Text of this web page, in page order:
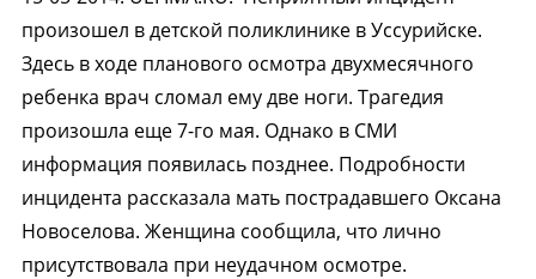
произошел в детской поликлинике в Уссурийске.
Здесь в ходе планового осмотра двухмесячного
ребенка врач сломал ему две ноги. Трагедия
произошла еще 7-го мая. Однако в СМИ
информация появилась позднее. Подробности
инцидента рассказала мать пострадавшего Оксана
Новоселова. Женщина сообщила, что лично
присутствовала при неудачном осмотре.